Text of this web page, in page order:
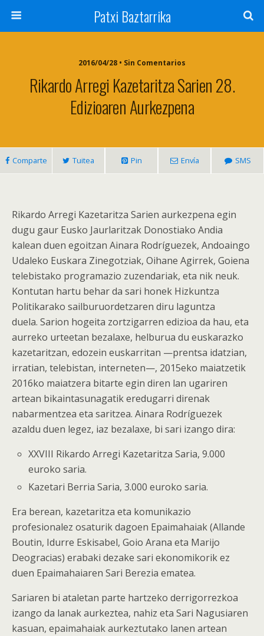
Patxi Baztarrika
2016/04/28 • Sin Comentarios
Rikardo Arregi Kazetaritza Sarien 28.
Edizioaren Aurkezpena
Comparte Tuitea Pin Envía SMS
Rikardo Arregi Kazetaritza Sarien aurkezpena egin
dugu gaur Eusko Jaurlaritzak Donostiako Andia
kalean duen egoitzan Ainara Rodríguezek, Andoaingo
Udaleko Euskara Zinegotziak, Oihane Agirrek, Goiena
telebistako programazio zuzendariak, eta nik neuk.
Kontutan hartu behar da sari honek Hizkuntza
Politikarako sailburuordetzaren diru laguntza
duela. Sarion hogeita zortzigarren edizioa da hau, eta
aurreko urteetan bezalaxe, helburua du euskarazko
kazetaritzan, edozein euskarritan —prentsa idatzian,
irratian, telebistan, interneten—, 2015eko maiatzetik
2016ko maiatzera bitarte egin diren lan ugariren
artean bikaintasunagatik eredugarri direnak
nabarmentzea eta saritzea. Ainara Rodríguezek
azaldu duen legez, iaz bezalaxe, bi sari izango dira:
XXVIII Rikardo Arregi Kazetaritza Saria, 9.000
euroko saria.
Kazetari Berria Saria, 3.000 euroko saria.
Era berean, kazetaritza eta komunikazio
profesionalez osaturik dagoen Epaimahaiak (Allande
Boutin, Idurre Eskisabel, Goio Arana eta Marijo
Deogracias) erabaki dezake sari ekonomikorik ez
duen Epaimahaiaren Sari Berezia ematea.
Sariaren bi ataletan parte hartzeko derrigorrezkoa
izango da lanak aurkeztea, nahiz eta Sari Nagusiaren
kasuan, epaimahaiak aurkeztutako lanen artean